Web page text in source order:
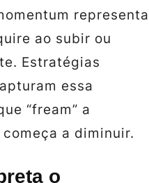
representa
ao subir ou
Estratégias
essa
“fream” a
a diminuir.
o